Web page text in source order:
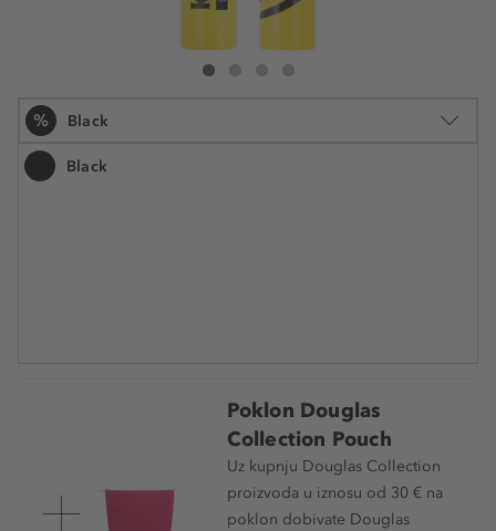
Douglas Collection Kiss & Curl Mascara Extreme
% Black
Black
Poklon Douglas
Collection Pouch
Uz kupnju Douglas Collection
proizvoda u iznosu od 30 € na
poklon dobivate Douglas